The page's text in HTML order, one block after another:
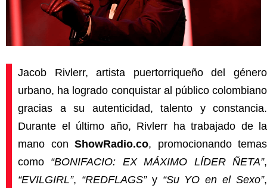
Jacob Rivlerr, artista puertorriqueño del género
urbano, ha logrado conquistar al público colombiano
gracias a su autenticidad, talento y constancia.
Durante el último año, Rivlerr ha trabajado de la
mano con ShowRadio.co, promocionando temas
como “BONIFACIO: EX MÁXIMO LÍDER ÑETA”,
“EVILGIRL”, “REDFLAGS”y “Su YO en el Sexo”,